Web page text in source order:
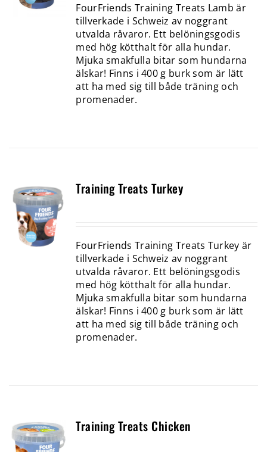
FourFriends Training Treats Lamb är
tillverkade i Schweiz av noggrant
utvalda råvaror. Ett belöningsgodis
med hög kötthalt för alla hundar.
Mjuka smakfulla bitar som hundarna
älskar! Finns i 400 g burk som är lätt
att ha med sig till både träning och
promenader.
Training Treats Turkey
FourFriends Training Treats Turkey är
tillverkade i Schweiz av noggrant
utvalda råvaror. Ett belöningsgodis
med hög kötthalt för alla hundar.
Mjuka smakfulla bitar som hundarna
älskar! Finns i 400 g burk som är lätt
att ha med sig till både träning och
promenader.
Training Treats Chicken